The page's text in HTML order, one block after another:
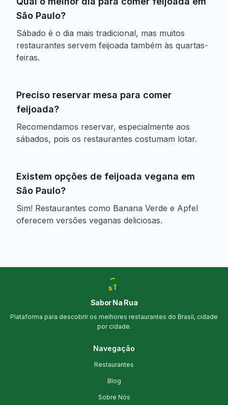
São Paulo?
Sábado é o dia mais tradicional, mas muitos
restaurantes servem feijoada também às quartas-
feiras.
Preciso reservar mesa para comer
feijoada?
Recomendamos reservar, especialmente aos
sábados, pois os restaurantes costumam lotar.
Existem opções de feijoada vegana em
São Paulo?
Sim! Restaurantes como Banana Verde e Apfel
oferecem versões veganas deliciosas.
Sabor Na Rua
Plataforma para descobrir os melhores restaurantes do Brasil, cidade
por cidade.
Navegação
Restaurantes
Blog
Sobre Nós